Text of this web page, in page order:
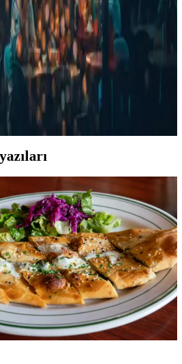
Blooma Wsh Gravity ve moniev
yorumlarıyla detaylı karşılaştırması,
açısından değerlendirilmiştir.
Ekonomik ve Pratik Kahve
çeşitli lezzetleri ve pratik kullanımıyla kahve
taşınabilir ve kaliteli kahve
ritüelinizi kolaylaştırır.